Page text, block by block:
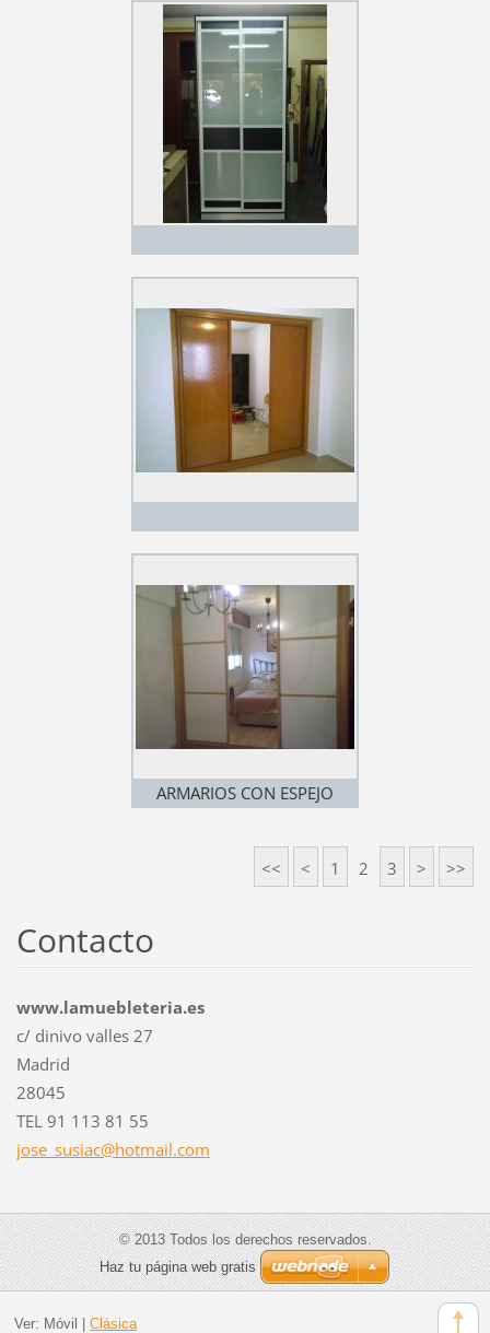
ARMARIOS CON ESPEJO
<< < 1 2 3 > >>
Contacto
www.lamuebleteria.es
c/ dinivo valles 27
Madrid
28045
TEL 91 113 81 55
jose_susiac@hotmail.com
© 2013 Todos los derechos reservados.
Haz tu página web gratis
Ver: Móvil Clásica